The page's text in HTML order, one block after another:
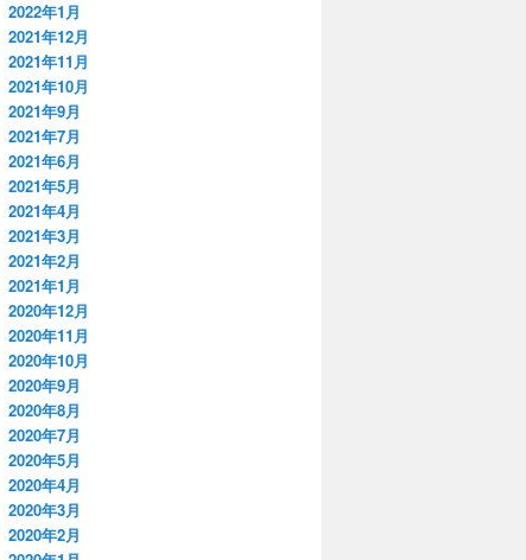
2022年1月
2021年12月
2021年11月
2021年10月
2021年9月
2021年7月
2021年6月
2021年5月
2021年4月
2021年3月
2021年2月
2021年1月
2020年12月
2020年11月
2020年10月
2020年9月
2020年8月
2020年7月
2020年5月
2020年4月
2020年3月
2020年2月